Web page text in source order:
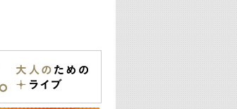
特集